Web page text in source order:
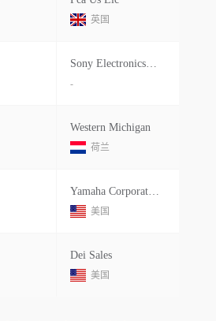
英国
Sony Electronics Incorporated
-
Western Michigan
荷兰
Yamaha Corporation Of America
美国
Dei Sales
美国